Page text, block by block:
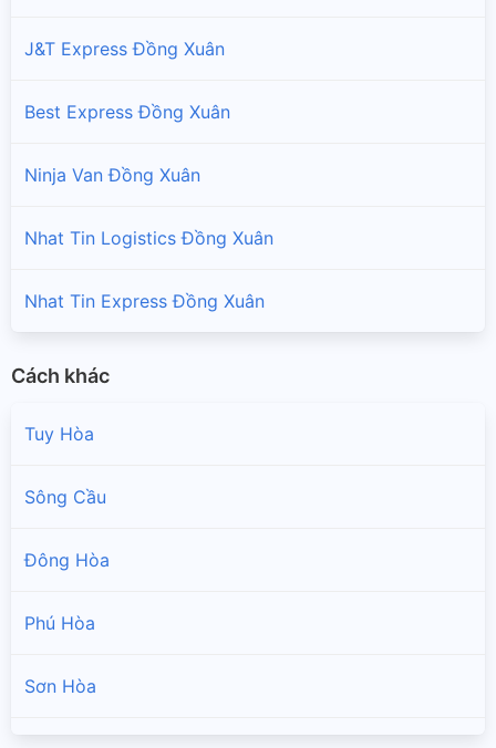
J&T Express Đồng Xuân
Best Express Đồng Xuân
Ninja Van Đồng Xuân
Nhat Tin Logistics Đồng Xuân
Nhat Tin Express Đồng Xuân
Cách khác
Tuy Hòa
Sông Cầu
Đông Hòa
Phú Hòa
Sơn Hòa